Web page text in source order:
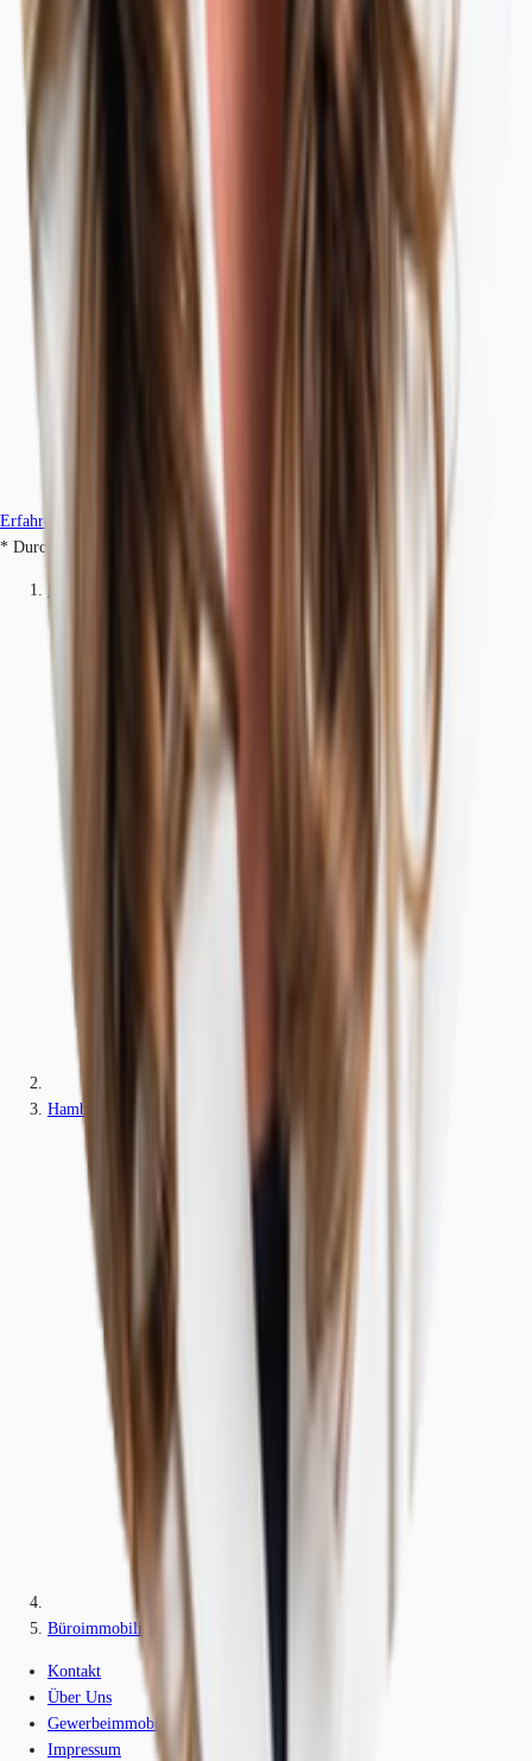
Erfahren Sie mehr
* Durchschnittspreis auf Grundlage historischer Transaktionen.
Hamburg
Büroimmobilie - Hamburg, Bahrenfeld - H1756
Kontakt
Über Uns
Gewerbeimmobilien-Lexikon
Impressum